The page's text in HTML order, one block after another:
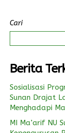
Cari
Berita
Sosialisasi
Sunan Drajat
Menghadapi
MI Ma’arif NU